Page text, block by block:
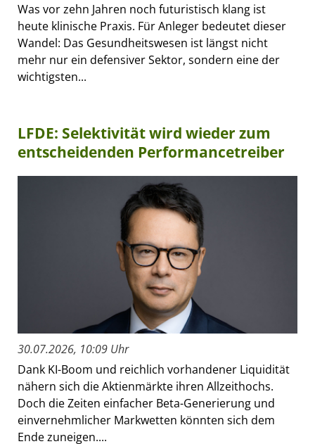
Was vor zehn Jahren noch futuristisch klang ist
heute klinische Praxis. Für Anleger bedeutet dieser
Wandel: Das Gesundheitswesen ist längst nicht
mehr nur ein defensiver Sektor, sondern eine der
wichtigsten...
LFDE: Selektivität wird wieder zum
entscheidenden Performancetreiber
30.07.2026, 10:09 Uhr
Dank KI-Boom und reichlich vorhandener Liquidität
nähern sich die Aktienmärkte ihren Allzeithochs.
Doch die Zeiten einfacher Beta-Generierung und
einvernehmlicher Markwetten könnten sich dem
Ende zuneigen....